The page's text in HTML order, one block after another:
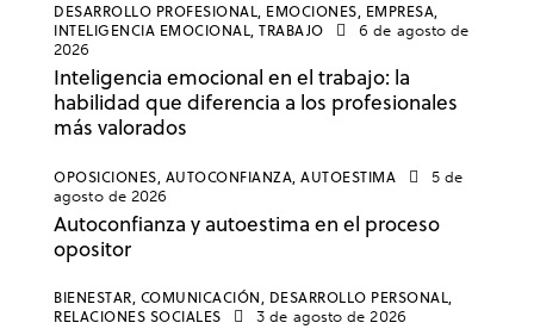
DESARROLLO PROFESIONAL, EMOCIONES, EMPRESA,
INTELIGENCIA EMOCIONAL, TRABAJO
6 de agosto de
2026
Inteligencia emocional en el trabajo: la
habilidad que diferencia a los profesionales
más valorados
OPOSICIONES, AUTOCONFIANZA, AUTOESTIMA
5 de
agosto de 2026
Autoconfianza y autoestima en el proceso
opositor
BIENESTAR, COMUNICACIÓN, DESARROLLO PERSONAL,
RELACIONES SOCIALES
3 de agosto de 2026